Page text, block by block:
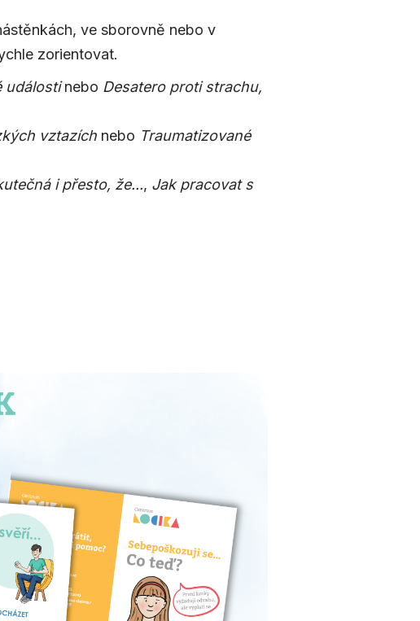
ve sborovně nebo v
zorientovat.
událostinebo Desatero proti strachu,
vztazích nebo Traumatizované
i přesto, že..., Jak pracovat s